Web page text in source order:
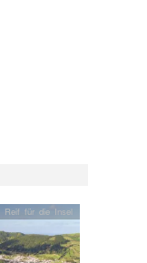
Reif für die Insel